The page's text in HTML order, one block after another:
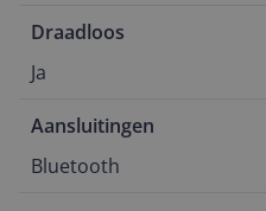
Draadloos
Ja
Aansluitingen
Bluetooth